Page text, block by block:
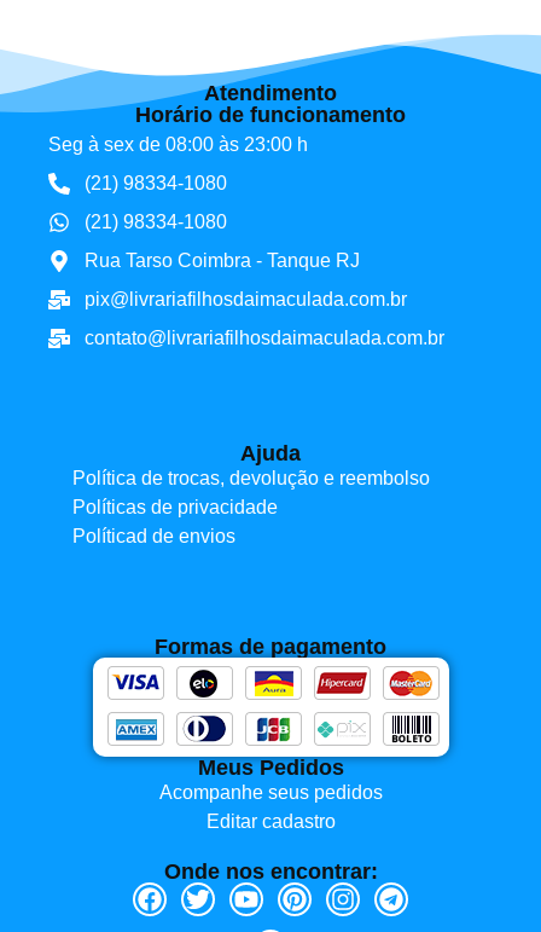
Atendimento
Horário de funcionamento
Seg à sex de 08:00 às 23:00 h
(21) 98334-1080
(21) 98334-1080
Rua Tarso Coimbra - Tanque RJ
pix@livrariafilhosdaimaculada.com.br
contato@livrariafilhosdaimaculada.com.br
Ajuda
Política de trocas, devolução e reembolso
Políticas de privacidade
Políticad de envios
Formas de pagamento
Meus Pedidos
Acompanhe seus pedidos
Editar cadastro
Onde nos encontrar: